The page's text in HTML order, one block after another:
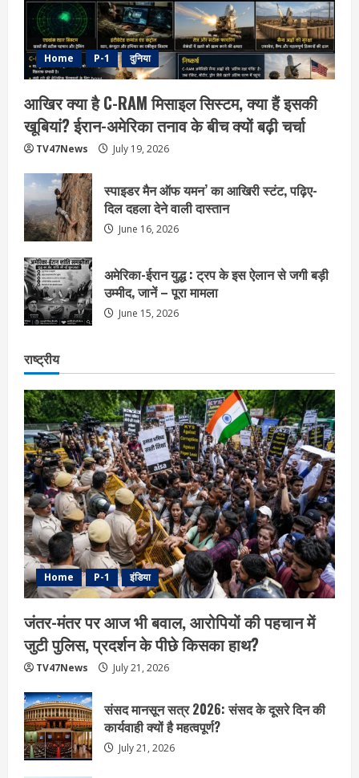
Home P-1 दुनिया
आखिर क्या है C-RAM मिसाइल सिस्टम, क्या हैं इसकी
खूबियां? ईरान-अमेरिका तनाव के बीच क्यों बढ़ी चर्चा
TV47News July 19, 2026
स्पाइडर मैन ऑफ यमन’ का आखिरी स्टंट, पढ़िए-
दिल दहला देने वाली दास्तान
June 16, 2026
अमेरिका-ईरान युद्ध : ट्रप के इस ऐलान से जगी बड़ी
उम्मीद, जानें – पूरा मामला
June 15, 2026
राष्ट्रीय
Home P-1 इंडिया
जंतर-मंतर पर आज भी बवाल, आरोपियों की पहचान में
जुटी पुलिस, प्रदर्शन के पीछे किसका हाथ?
TV47News July 21, 2026
संसद मानसून सत्र 2026: संसद के दूसरे दिन की
कार्यवाही क्यों है महत्वपूर्ण?
July 21, 2026